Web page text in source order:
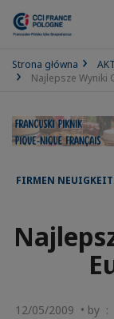
Strona główna
Najlepsze Wyniki
FIRMEN
12/05/2009 • by :